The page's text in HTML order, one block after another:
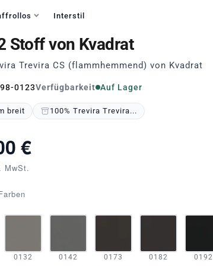
Interstil
Stoff von Kvadrat
Trevira CS (flammhemmend) von Kvadrat
0123Verfügbarkeit Auf Lager
breit 100% Trevira Trevira...
€
MwSt.
0132 0142 0173 0182 0192